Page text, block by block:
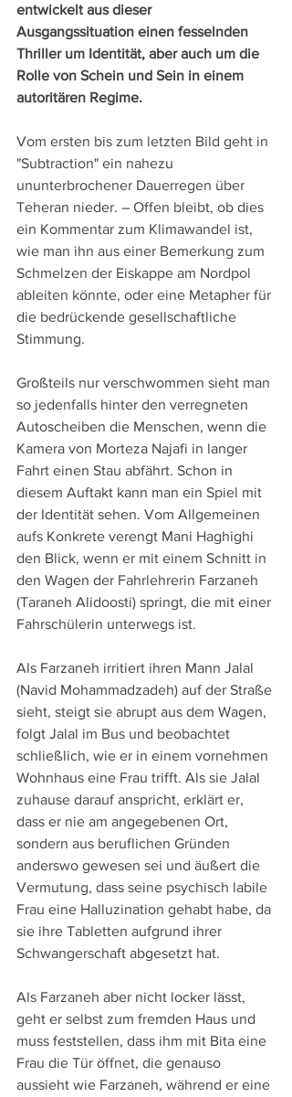
entwickelt aus dieser
Ausgangssituation einen fesselnden
Thriller um Identität, aber auch um die
Rolle von Schein und Sein in einem
autoritären Regime.
Vom ersten bis zum letzten Bild geht in
"Subtraction" ein nahezu
ununterbrochener Dauerregen über
Teheran nieder. – Offen bleibt, ob dies
ein Kommentar zum Klimawandel ist,
wie man ihn aus einer Bemerkung zum
Schmelzen der Eiskappe am Nordpol
ableiten könnte, oder eine Metapher für
die bedrückende gesellschaftliche
Stimmung.
Großteils nur verschwommen sieht man
so jedenfalls hinter den verregneten
Autoscheiben die Menschen, wenn die
Kamera von Morteza Najafi in langer
Fahrt einen Stau abfährt. Schon in
diesem Auftakt kann man ein Spiel mit
der Identität sehen. Vom Allgemeinen
aufs Konkrete verengt Mani Haghighi
den Blick, wenn er mit einem Schnitt in
den Wagen der Fahrlehrerin Farzaneh
(Taraneh Alidoosti) springt, die mit einer
Fahrschülerin unterwegs ist.
Als Farzaneh irritiert ihren Mann Jalal
(Navid Mohammadzadeh) auf der Straße
sieht, steigt sie abrupt aus dem Wagen,
folgt Jalal im Bus und beobachtet
schließlich, wie er in einem vornehmen
Wohnhaus eine Frau trifft. Als sie Jalal
zuhause darauf anspricht, erklärt er,
dass er nie am angegebenen Ort,
sondern aus beruflichen Gründen
anderswo gewesen sei und äußert die
Vermutung, dass seine psychisch labile
Frau eine Halluzination gehabt habe, da
sie ihre Tabletten aufgrund ihrer
Schwangerschaft abgesetzt hat.
Als Farzaneh aber nicht locker lässt,
geht er selbst zum fremden Haus und
muss feststellen, dass ihm mit Bita eine
Frau die Tür öffnet, die genauso
aussieht wie Farzaneh, während er eine